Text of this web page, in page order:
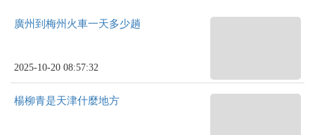
廣州到梅州火車一天多少趟
2025-10-20 08:57:32
楊柳青是天津什麼地方